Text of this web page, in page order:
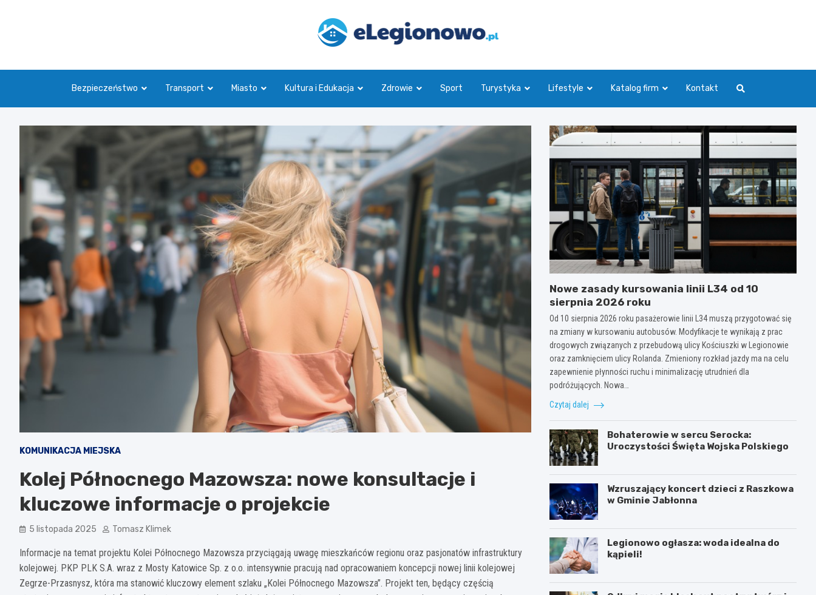
eLegionowo.pl
Bezpieczeństwo Transport Miasto Kultura i Edukacja Zdrowie Sport Turystyka Lifestyle Katalog firm Kontakt
KOMUNIKACJA MIEJSKA
Kolej Północnego Mazowsza: nowe konsultacje i
kluczowe informacje o projekcie
5 listopada 2025 Tomasz Klimek
Informacje na temat projektu Kolei Północnego Mazowsza przyciągają uwagę mieszkańców regionu oraz pasjonatów infrastruktury
kolejowej. PKP PLK S.A. wraz z Mosty Katowice Sp. z o.o. intensywnie pracują nad opracowaniem koncepcji nowej linii kolejowej
Zegrze-Przasnysz, która ma stanowić kluczowy element szlaku „Kolei Północnego Mazowsza”. Projekt ten, będący częścią
Nowe zasady kursowania linii L34 od 10
sierpnia 2026 roku
Od 10 sierpnia 2026 roku pasażerowie linii L34 muszą przygotować się
na zmiany w kursowaniu autobusów. Modyfikacje te wynikają z prac
drogowych związanych z przebudową ulicy Kościuszki w Legionowie
oraz zamknięciem ulicy Rolanda. Zmieniony rozkład jazdy ma na celu
zapewnienie płynności ruchu i minimalizację utrudnień dla
podróżujących. Nowa…
Czytaj dalej
Bohaterowie w sercu Serocka:
Uroczystości Święta Wojska Polskiego
Wzruszający koncert dzieci z Raszkowa
w Gminie Jabłonna
Legionowo ogłasza: woda idealna do
kąpieli!